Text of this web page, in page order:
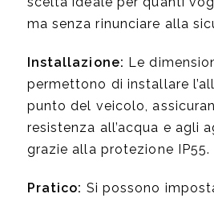
ma senza rinunciare alla
Installazione: Le
permettono di installare
punto del veicolo,
resistenza all’acqua e agli
grazie alla protezione IP55.
Pratico: Si possono